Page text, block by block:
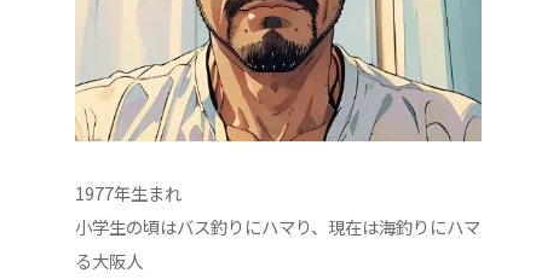
1977年生まれ
小学生の頃はバス釣りにハマり、現在は海釣りにハマ
る大阪人